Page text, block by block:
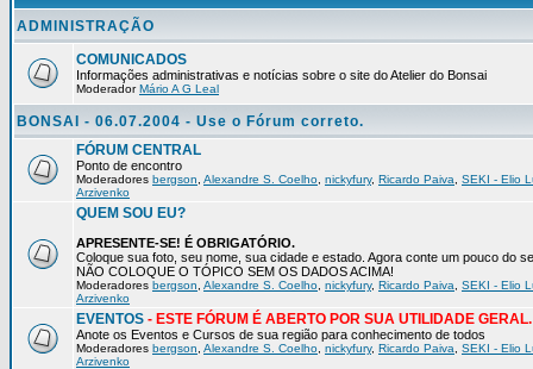
ADMINISTRAÇÃO
COMUNICADOS
Informações administrativas e notícias sobre o site do Atelier do Bonsai
ModeradorMário A G Leal
BONSAI - 06.07.2004 - Use o Fórum correto.
FÓRUM CENTRAL
Ponto de encontro
Moderadores bergson Alexandre S. Coelho nickyfury, Ricardo Paiva
SEKI - Elio
Arzivenko
QUEM SOU EU?
APRESENTE-SE! É OBRIGATÓRIO.
Coloque sua foto, seu nome, sua cidade e estado. Agora conte um pouco do
NÃO COLOQUE O TÓPICO SEM OS DADOS ACIMA!
Moderadores bergson Alexandre S. Coelho nickyfury, Ricardo Paiva
SEKI - Elio
Arzivenko
EVENTOS - ESTE FÓRUM É ABERTO POR SUA UTILIDADE GERAL.
Anote os Eventos e Cursos de sua região para conhecimento de todos
Moderadores bergson Alexandre S. Coelho nickyfury, Ricardo Paiva
SEKI - Elio
Arzivenko